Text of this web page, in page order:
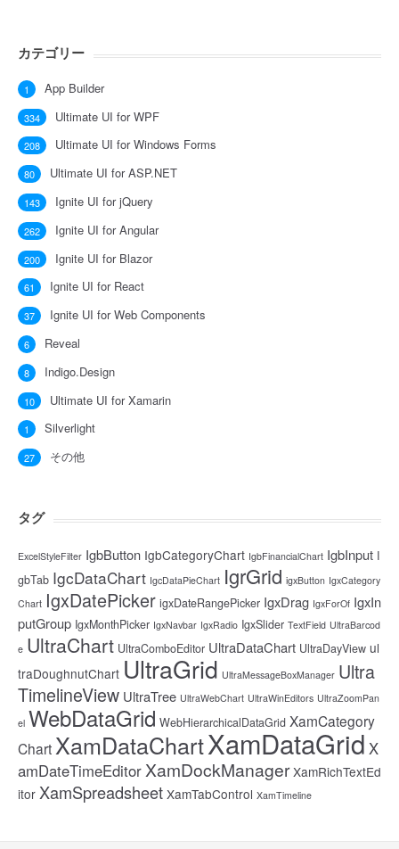
カテゴリー
App Builder
1
Ultimate UI for WPF
334
Ultimate UI for Windows Forms
208
Ultimate UI for ASP.NET
80
Ignite UI for jQuery
143
Ignite UI for Angular
262
Ignite UI for Blazor
200
Ignite UI for React
61
Ignite UI for Web Components
37
Reveal
6
Indigo.Design
8
Ultimate UI for Xamarin
10
Silverlight
1
その他
27
タグ
ExcelStyleFilter IgbButton IgbCategoryChart IgbFinancialChart IgbInput I
gbTab IgcDataChart IgcDataPieChart IgrGrid igxButton IgxCategory
Chart IgxDatePicker igxDateRangePicker IgxDrag IgxForOf IgxIn
putGroup IgxMonthPicker IgxNavbar IgxRadio IgxSlider TextField UltraBarcod
e UltraChart UltraComboEditor UltraDataChart UltraDayView ul
traDoughnutChart UltraGrid UltraMessageBoxManager Ultra
TimelineView UltraTree UltraWebChart UltraWinEditors UltraZoomPan
el WebDataGrid WebHierarchicalDataGrid XamCategory
Chart XamDataChartXamDataGrid X
amDateTimeEditor XamDockManager XamRichTextEd
itor XamSpreadsheet XamTabControl XamTimeline